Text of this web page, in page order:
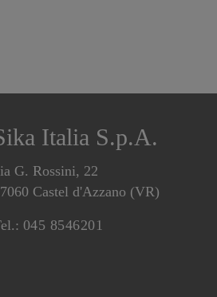
Italia S.p.A.
G. Rossini, 22
Castel d'Azzano (VR)
045 8546201